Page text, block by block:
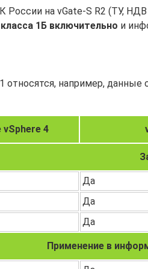
на vGate-S R2 (ТУ,
1Б включительно и
например, данные
vSphere 4
Да
Да
Да
Применение в